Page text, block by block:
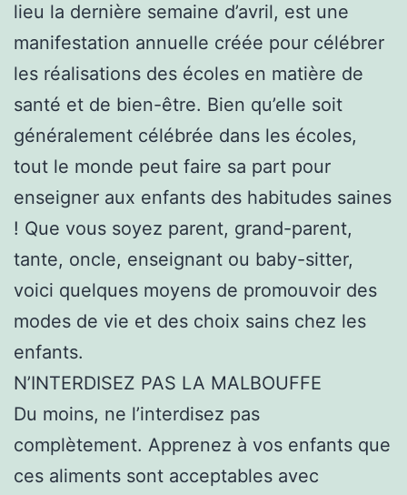
lieu la dernière semaine d’avril, est une
manifestation annuelle créée pour célébrer
les réalisations des écoles en matière de
santé et de bien-être. Bien qu’elle soit
généralement célébrée dans les écoles,
tout le monde peut faire sa part pour
enseigner aux enfants des habitudes saines
! Que vous soyez parent, grand-parent,
tante, oncle, enseignant ou baby-sitter,
voici quelques moyens de promouvoir des
modes de vie et des choix sains chez les
enfants.
N’INTERDISEZ PAS LA MALBOUFFE
Du moins, ne l’interdisez pas
complètement. Apprenez à vos enfants que
ces aliments sont acceptables avec